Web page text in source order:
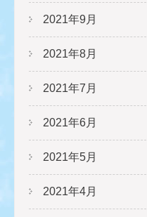
2021年9月
2021年8月
2021年7月
2021年6月
2021年5月
2021年4月